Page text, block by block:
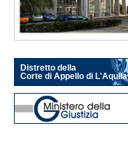
Distretto della
Corte di Appello di L'Aquila